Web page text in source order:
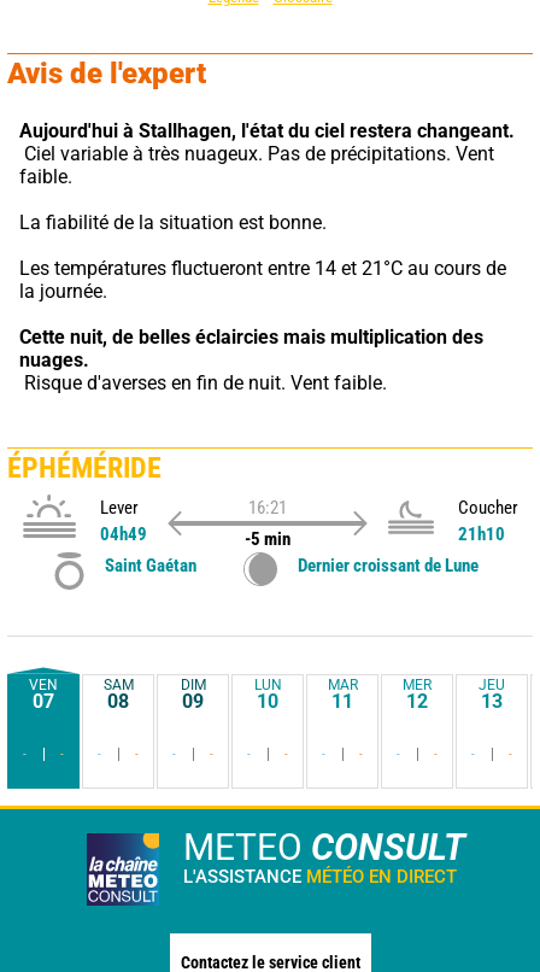
Avis de l'expert
Aujourd'hui à Stallhagen, l'état du ciel restera changeant.
faible.
La fiabilité de la situation est bonne.
Les températures fluctueront entre 14 et 21°C au cours de
la journée.
Cette nuit, de belles éclaircies mais multiplication des
nuages.
Risque d'averses en fin de nuit. Vent faible.
ÉPHÉMÉRIDE
Lever
04h49
16:21
-5 min
Coucher
21h10
Saint Gaétan
Dernier croissant de Lune
VEN
07
- -
SAM
08
- -
DIM
09
- -
LUN
10
- -
MAR
11
- -
MER
12
- -
JEU
13
- -
METEO CONSULT
L'ASSISTANCE MÉTÉO EN DIRECT
Contactez le service client